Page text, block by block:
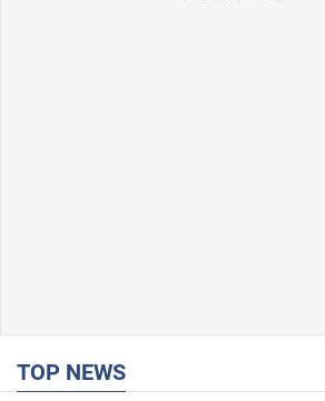
TOP NEWS